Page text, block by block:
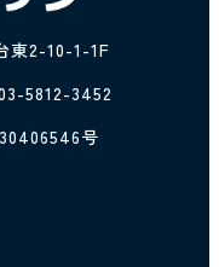
東2-10-1-1F
5812-3452
号